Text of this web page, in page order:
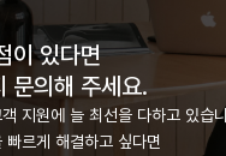
이 있다면
문의해 주세요.
지원에 늘 최선을 다하고 있습
빠르게 해결하고 싶다면